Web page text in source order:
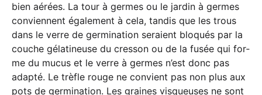
bien aérées. La tour à ger­mes ou le jar­din à ger­mes
con­vi­en­nent éga­le­ment à cela, tan­dis que les trous
dans le ver­re de ger­mi­na­ti­on serai­ent blo­qués par la
couche géla­ti­neu­se du cresson ou de la fusée qui for­
me du mucus et le ver­re à ger­mes n’est donc pas
adap­té. Le trèf­le rouge ne con­vi­ent pas non plus aux
pots de ger­mi­na­ti­on. Les grai­nes vis­queu­ses ne sont